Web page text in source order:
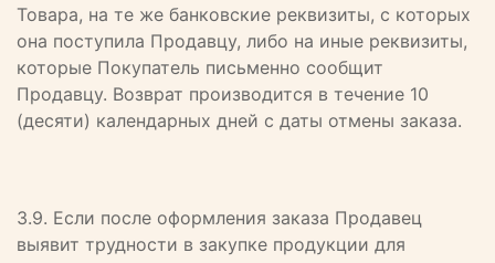
Товара, на те же банковские реквизиты, с которых
она поступила Продавцу, либо на иные реквизиты,
которые Покупатель письменно сообщит
Продавцу. Возврат производится в течение 10
(десяти) календарных дней с даты отмены заказа.
3.9. Если после оформления заказа Продавец
выявит трудности в закупке продукции для